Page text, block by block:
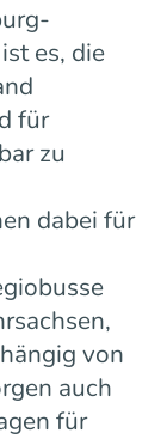
es, die
für
zu
dabei für
von
auch
für